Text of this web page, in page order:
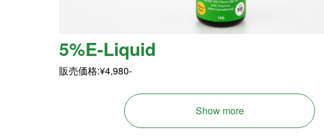
5%E-Liquid
販売価格:¥4,980-
Show more